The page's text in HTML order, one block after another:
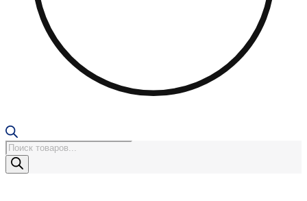
Поиск
товаров